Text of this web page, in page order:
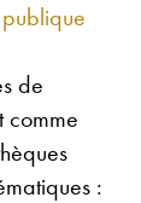
de
comme
: